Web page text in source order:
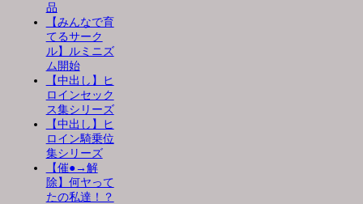
品
【みんなで育
てるサーク
ル】ルミニズ
ム開始
【中出し】ヒ
ロインセック
ス集シリーズ
【中出し】ヒ
ロイン騎乗位
集シリーズ
【催●→解
除】何ヤって
たの私達！？